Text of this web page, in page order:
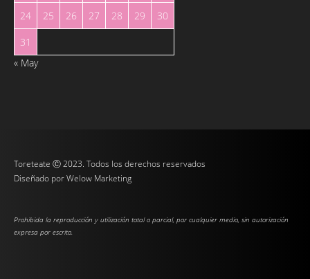
24
25 26 27 28 29
30
31
« May
Toreteate Ⓒ 2023. Todos los derechos reservados
Diseñado porWelow Marketing
Prohibida la reproducción y utilización total o parcial, por cualquier medio, sin autorización
expresa por escrito.